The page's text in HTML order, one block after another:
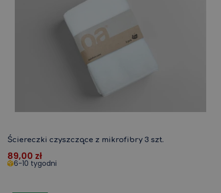
Ściereczki czyszczące z mikrofibry 3 szt.
89,00 zł
6-10 tygodni